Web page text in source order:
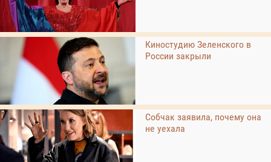
Киностудию Зеленского в
России закрыли
Собчак заявила, почему она
не уехала